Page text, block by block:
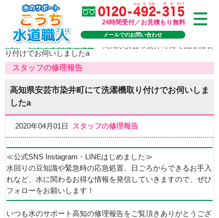
24時間受付／お見積もり無料
メールでのお問い合わせ
TOP>スタッフの修理報告
り付けでお伺いしましたa
スタッフの修理報告
高知県安芸市染井町にて洗濯機取り付けでお伺いしま
したa
2020年04月01日 スタッフの修理報告
≪公式SNS Instagram・LINEはじめました≫
水回りの豆知識や緊急時の応急処置、日ごろからできるお手入
れなど、水に関わるお得な情報を発信していきますので、ぜひ
フォローをお願いします！
いつも水のサポート高知の修理報告をご覧頂きありがとうござ